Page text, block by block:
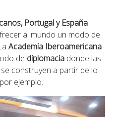
Portugal y España
al mundo un modo de
Academia Iberoamericana
de diplomacia donde las
construyen a partir de lo
ejemplo.